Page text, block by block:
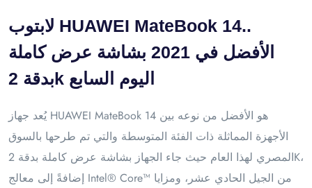
لابتوب HUAWEI MateBook 14..
الأفضل في 2021 بشاشة عرض كاملة
بدقة 2k اليوم السابع
يُعد جهاز HUAWEI MateBook 14 هو الأفضل من نوعه بين
الأجهزة المماثلة ذات الفئة المتوسطة والتي تم طرحها بالسوق
المصري لهذا العام حيث جاء الجهاز بشاشة عرض كاملة بدقة 2K،
إضافةً إلى معالج Intel® Core™ من الجيل الحادي عشر، ومزايا